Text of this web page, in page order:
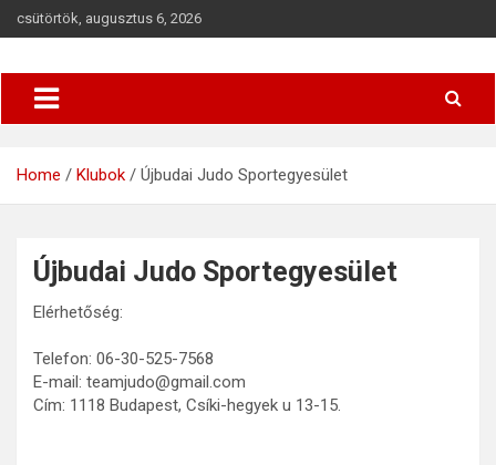
csütörtök, augusztus 6, 2026
BRJSZ
Home Klubok Újbudai Judo Sportegyesület
Újbudai Judo Sportegyesület
Elérhetőség:
Telefon: 06-30-525-7568
E-mail: teamjudo@gmail.com
Cím: 1118 Budapest, Csíki-hegyek u 13-15.